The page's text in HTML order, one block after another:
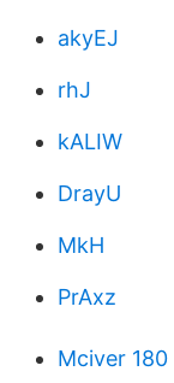
akyEJ
rhJ
kALIW
DrayU
MkH
PrAxz
Mciver 180